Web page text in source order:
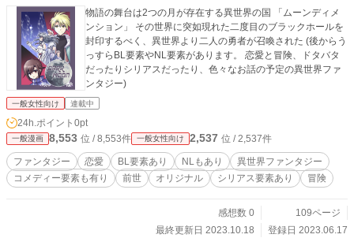
物語の舞台は2つの月が存在する異世界の国 「ムーンディメ
ンション」 その世界に突如現れた二度目のブラックホールを
封印するべく、異世界より二人の勇者が召喚された (後からう
っすらBL要素やNL要素があります。 恋愛と冒険、ドタバタ
だったりシリアスだったり、色々なお話の予定の異世界ファ
ンタジー)
一般女性向け 連載中
24h.ポイント 0pt
一般漫画 8,553 位 / 8,553件 一般女性向け 2,537 位 / 2,537件
ファンタジー 恋愛 BL要素あり NLもあり
異世界ファンタジー
コメディー要素も有り
前世 オリジナル シリアス要素あり 冒険
感想数 0
109ページ
最終更新日 2023.10.18
登録日 2023.06.17